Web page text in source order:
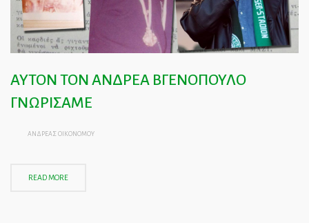
ΑΥΤΟΝ ΤΟΝ ΑΝΔΡΕΑ ΒΓΕΝΟΠΟΥΛΟ
ΓΝΩΡΙΣΑΜΕ
ΑΝΔΡΕΑΣ ΟΙΚΟΝΟΜΟΥ
READ MORE